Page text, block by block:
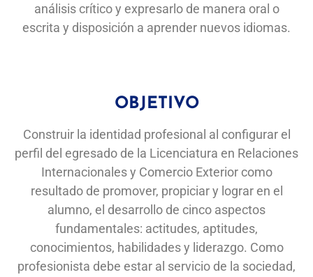
análisis crítico y expresarlo de manera oral o
escrita y disposición a aprender nuevos idiomas.
OBJETIVO
Construir la identidad profesional al configurar el
perfil del egresado de la Licenciatura en Relaciones
Internacionales y Comercio Exterior como
resultado de promover, propiciar y lograr en el
alumno, el desarrollo de cinco aspectos
fundamentales: actitudes, aptitudes,
conocimientos, habilidades y liderazgo. Como
profesionista debe estar al servicio de la sociedad,